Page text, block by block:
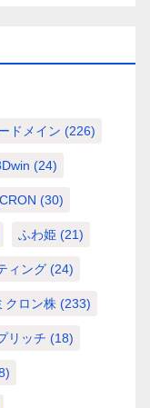
ドメイン (226)
(24)
(30)
ふわ姫 (21)
ィング (24)
クロン株 (233)
リッチ (18)